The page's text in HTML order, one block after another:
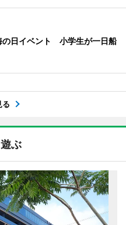
の日イベント 小学生が一日船
る
ぶ